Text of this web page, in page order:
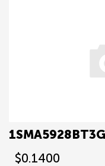
1SMA5928BT3G
$0.1400